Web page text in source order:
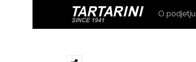
O podjetju